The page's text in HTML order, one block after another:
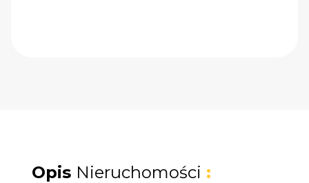
Opis Nieruchomości :